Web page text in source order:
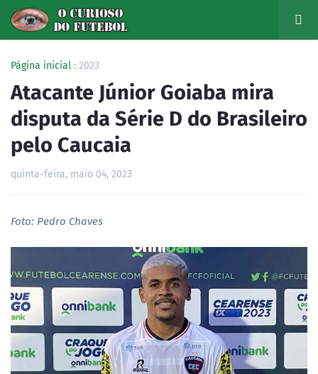
Página inicial 2023
Atacante Júnior Goiaba mira
disputa da Série D do Brasileiro
pelo Caucaia
quinta-feira, maio 04, 2023
Foto: Pedro Chaves